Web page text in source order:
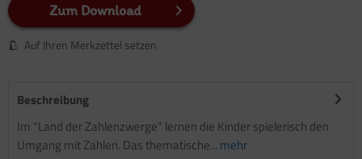
Zum Download
Auf Ihren Merkzettel setzen
Beschreibung
Im "Land der Zahlenzwerge" lernen die Kinder spielerisch den
Umgang mit Zahlen. Das thematische... mehr